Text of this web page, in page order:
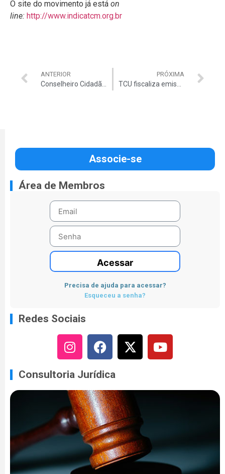
O site do movimento já está on
line: http://www.indicatcm.org.br
ANTERIOR PRÓXIMA
Associe-se
Área de Membros
Acessar
Precisa de ajuda para acessar?
Esqueceu a senha?
Redes Sociais
Consultoria Jurídica